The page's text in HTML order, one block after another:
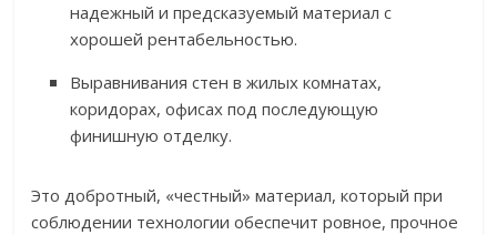
надежный и предсказуемый материал с
хорошей рентабельностью.
Выравнивания стен в жилых комнатах,
коридорах, офисах под последующую
финишную отделку.
Это добротный, «честный» материал, который при
соблюдении технологии обеспечит ровное, прочное